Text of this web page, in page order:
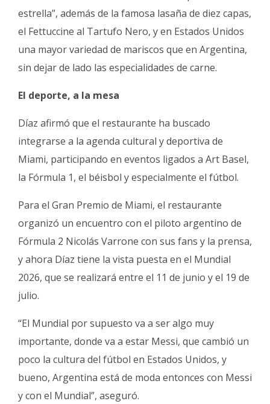
estrella”, además de la famosa lasaña de diez capas,
el Fettuccine al Tartufo Nero, y en Estados Unidos
una mayor variedad de mariscos que en Argentina,
sin dejar de lado las especialidades de carne.
El deporte, a la mesa
Díaz afirmó que el restaurante ha buscado
integrarse a la agenda cultural y deportiva de
Miami, participando en eventos ligados a Art Basel,
la Fórmula 1, el béisbol y especialmente el fútbol.
Para el Gran Premio de Miami, el restaurante
organizó un encuentro con el piloto argentino de
Fórmula 2 Nicolás Varrone con sus fans y la prensa,
y ahora Díaz tiene la vista puesta en el Mundial
2026, que se realizará entre el 11 de junio y el 19 de
julio.
“El Mundial por supuesto va a ser algo muy
importante, donde va a estar Messi, que cambió un
poco la cultura del fútbol en Estados Unidos, y
bueno, Argentina está de moda entonces con Messi
y con el Mundial”, aseguró.